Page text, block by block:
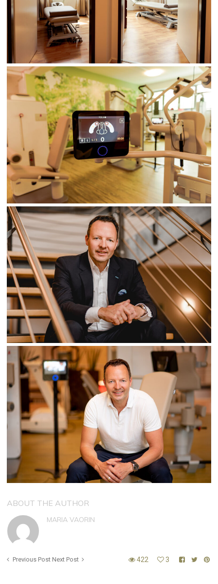
ABOUT THE AUTHOR
MARIA VAORIN
Previous Post Next Post 422 3